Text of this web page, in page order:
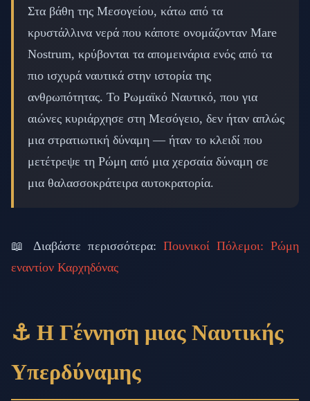
Στα βάθη της Μεσογείου, κάτω από τα
κρυστάλλινα νερά που κάποτε ονομάζονταν Mare
Nostrum, κρύβονται τα απομεινάρια ενός από τα
πιο ισχυρά ναυτικά στην ιστορία της
ανθρωπότητας. Το Ρωμαϊκό Ναυτικό, που για
αιώνες κυριάρχησε στη Μεσόγειο, δεν ήταν απλώς
μια στρατιωτική δύναμη — ήταν το κλειδί που
μετέτρεψε τη Ρώμη από μια χερσαία δύναμη σε
μια θαλασσοκράτειρα αυτοκρατορία.
📖 Διαβάστε περισσότερα: Πουνικοί Πόλεμοι: Ρώμη
εναντίον Καρχηδόνας
⚓ Η Γέννηση μιας Ναυτικής
Υπερδύναμης